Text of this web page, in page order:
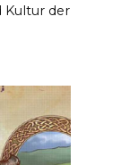
Kultur der